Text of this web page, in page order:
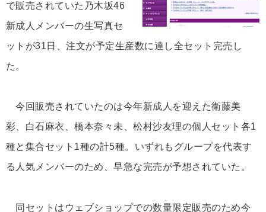
で販売されていた乃木坂46
新成人メンバーの生写真セ
ットが31日、注文が予定生産数に達し全セット完売し
た。
今回販売されていたのは今年新成人を迎えた衛藤美
彩、白石麻衣、橋本奈々未、松村沙友理の個人セット各1
種と集合セット1種の計5種。いずれもグループを代表す
る人気メンバーのため、早急な完売が予想されていた。
同セットはウェブショップでの数量限定販売のため今